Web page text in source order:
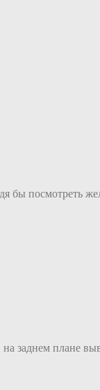
бы посмотреть
заднем плане